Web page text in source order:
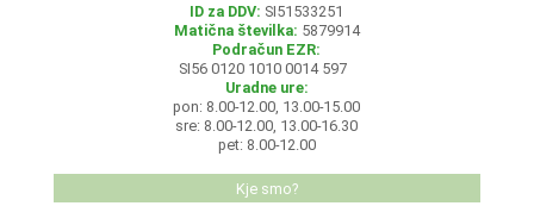
ID za DDV: SI51533251
Matična številka: 5879914
Podračun EZR:
SI56 0120 1010 0014 597
Uradne ure:
pon: 8.00-12.00, 13.00-15.00
sre: 8.00-12.00, 13.00-16.30
pet: 8.00-12.00
Kje smo?